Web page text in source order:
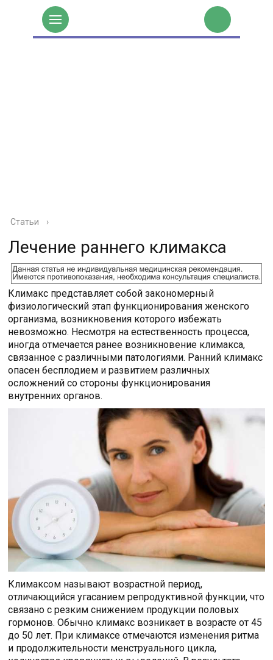
Статьи ›
Лечение раннего климакса
Климакс представляет собой закономерный
физиологический этап функционирования женского
организма, возникновения которого избежать
невозможно. Несмотря на естественность процесса,
иногда отмечается ранее возникновение климакса,
связанное с различными патологиями. Ранний климакс
опасен бесплодием и развитием различных
осложнений со стороны функционирования
внутренних органов.
Климаксом называют возрастной период,
отличающийся угасанием репродуктивной функции, что
связано с резким снижением продукции половых
гормонов. Обычно климакс возникает в возрасте от 45
до 50 лет. При климаксе отмечаются изменения ритма
и продолжительности менструального цикла,